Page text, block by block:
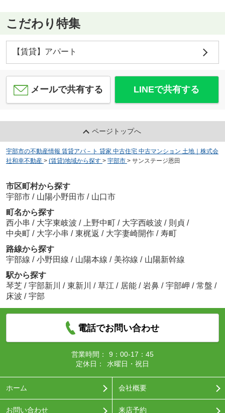
こだわり特集
【賃貸】アパート
メールで共有する LINEで共有する
ページトップへ
宇部市の不動産情報 賃貸アパ－ト 貸家 中古住宅 中古マンション 土地｜株式会
社和幸不動産 > (賃貸)地域から探す > 宇部市 > サンステージ恩田
市区町村から探す
宇部市 / 山陽小野田市 / 山口市
町名から探す
西小串 / 大字東岐波 / 上野中町 / 大字西岐波 / 則貞 /
中央町 / 大字小串 / 東梶返 / 大字妻崎開作 / 寿町
路線から探す
宇部線 / 小野田線 / 山陽本線 / 美祢線 / 山陽新幹線
駅から探す
琴芝 / 宇部新川 / 東新川 / 草江 / 居能 / 岩鼻 / 宇部岬 / 常盤 /
床波 / 宇部
電話でお問い合わせ
営業時間：
9：00-17：45
定休日：
水曜日・祝日
ホーム 会社概要
お問い合わせ 来店予約